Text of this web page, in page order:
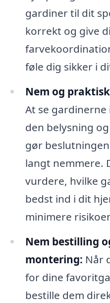
gardiner til dit
korrekt og give
føle dig sikker i
Nem og
At se
den belysning
gør
langt nemmere.
vurdere, hvilke
bedst ind i dit
minimere
Nem bestilling
montering: Når
for dine
bestille dem